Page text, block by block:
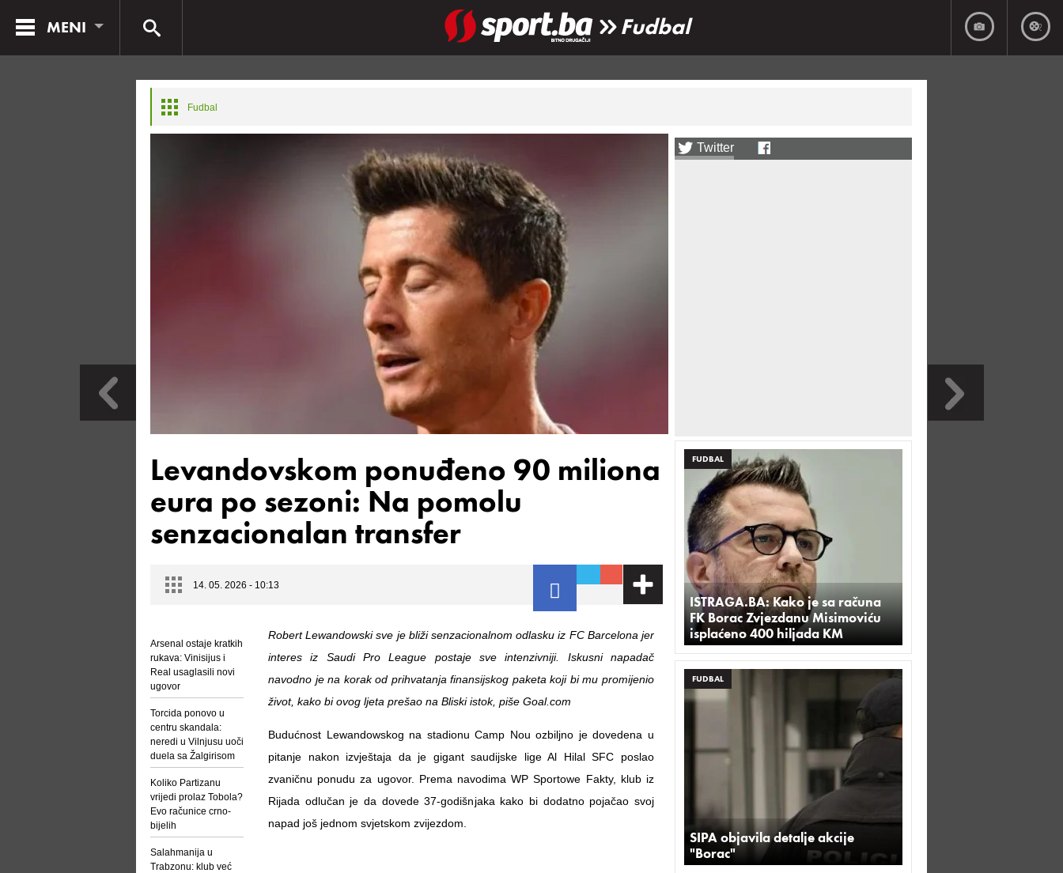
MENI Fudbal
Fudbal
Levandovskom ponuđeno 90 miliona
eura po sezoni: Na pomolu
senzacionalan transfer
14. 05. 2026 - 10:13
Arsenal ostaje kratkih
rukava: Vinisijus i
Real usaglasili novi
ugovor
Torcida ponovo u
centru skandala:
neredi u Vilnjusu uoči
duela sa Žalgirisom
Koliko Partizanu
vrijedi prolaz Tobola?
Evo računice crno-
bijelih
Salahmanija u
Trabzonu: klub već
Robert Lewandowski sve je bliži senzacionalnom odlasku iz FC Barcelona jer
interes iz Saudi Pro League postaje sve intenzivniji. Iskusni napadač
navodno je na korak od prihvatanja finansijskog paketa koji bi mu promijenio
život, kako bi ovog ljeta prešao na Bliski istok, piše Goal.com
Budućnost Lewandowskog na stadionu Camp Nou ozbiljno je dovedena u
pitanje nakon izvještaja da je gigant saudijske lige Al Hilal SFC poslao
zvaničnu ponudu za ugovor. Prema navodima WP Sportowe Fakty, klub iz
Rijada odlučan je da dovede 37-godišnjaka kako bi dodatno pojačao svoj
napad još jednom svjetskom zvijezdom.
Twitter
FUDBAL
ISTRAGA.BA: Kako je sa računa
FK Borac Zvjezdanu Misimoviću
isplaćeno 400 hiljada KM
FUDBAL
SIPA objavila detalje akcije
"Borac"